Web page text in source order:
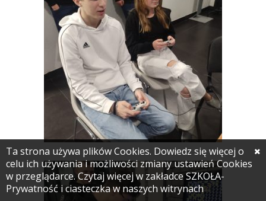
Ta strona używa plików Cookies. Dowiedz się więcej o
celu ich używania i możliwości zmiany ustawień Cookies
w przeglądarce. Czytaj więcej w zakładce SZKOŁA-
Prywatność i ciasteczka w naszych witrynach